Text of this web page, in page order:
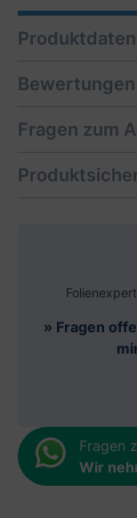
Produktdaten
Bewertungen
Fragen zum
» Fragen
Fragen
Wir